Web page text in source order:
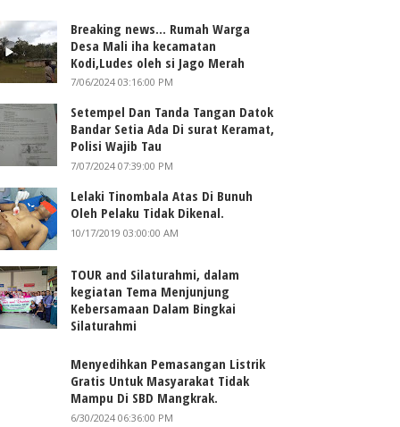
Breaking news... Rumah Warga
Desa Mali iha kecamatan
Kodi,Ludes oleh si Jago Merah
7/06/2024 03:16:00 PM
Setempel Dan Tanda Tangan Datok
Bandar Setia Ada Di surat Keramat,
Polisi Wajib Tau
7/07/2024 07:39:00 PM
Lelaki Tinombala Atas Di Bunuh
Oleh Pelaku Tidak Dikenal.
10/17/2019 03:00:00 AM
TOUR and Silaturahmi, dalam
kegiatan Tema Menjunjung
Kebersamaan Dalam Bingkai
Silaturahmi
Menyedihkan Pemasangan Listrik
Gratis Untuk Masyarakat Tidak
Mampu Di SBD Mangkrak.
6/30/2024 06:36:00 PM